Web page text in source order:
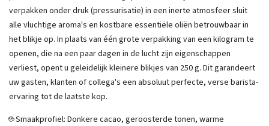
verpakken onder druk (pressurisatie) in een inerte atmosfeer sluit
alle vluchtige aroma's en kostbare essentiële oliën betrouwbaar in
het blikje op. In plaats van één grote verpakking van een kilogram te
openen, die na een paar dagen in de lucht zijn eigenschappen
verliest, opent u geleidelijk kleinere blikjes van 250 g. Dit garandeert
uw gasten, klanten of collega's een absoluut perfecte, verse barista-
ervaring tot de laatste kop.
☕ Smaakprofiel: Donkere cacao, geroosterde tonen, warme